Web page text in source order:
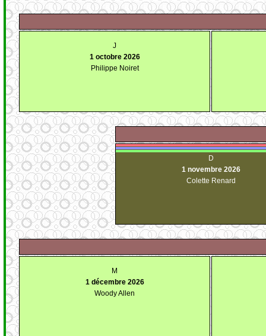
J
1 octobre 2026
Philippe Noiret
D
1 novembre 2026
Colette Renard
M
1 décembre 2026
Woody Allen